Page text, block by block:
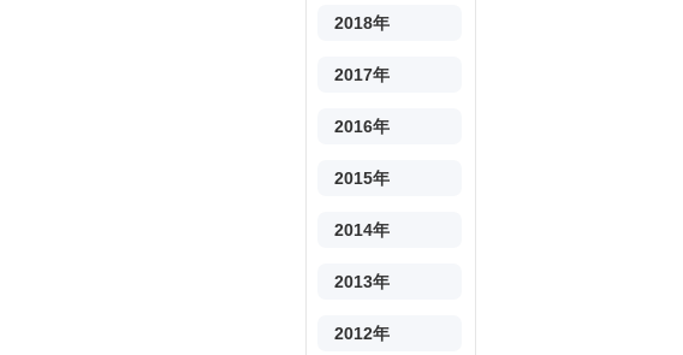
2018年
2017年
2016年
2015年
2014年
2013年
2012年